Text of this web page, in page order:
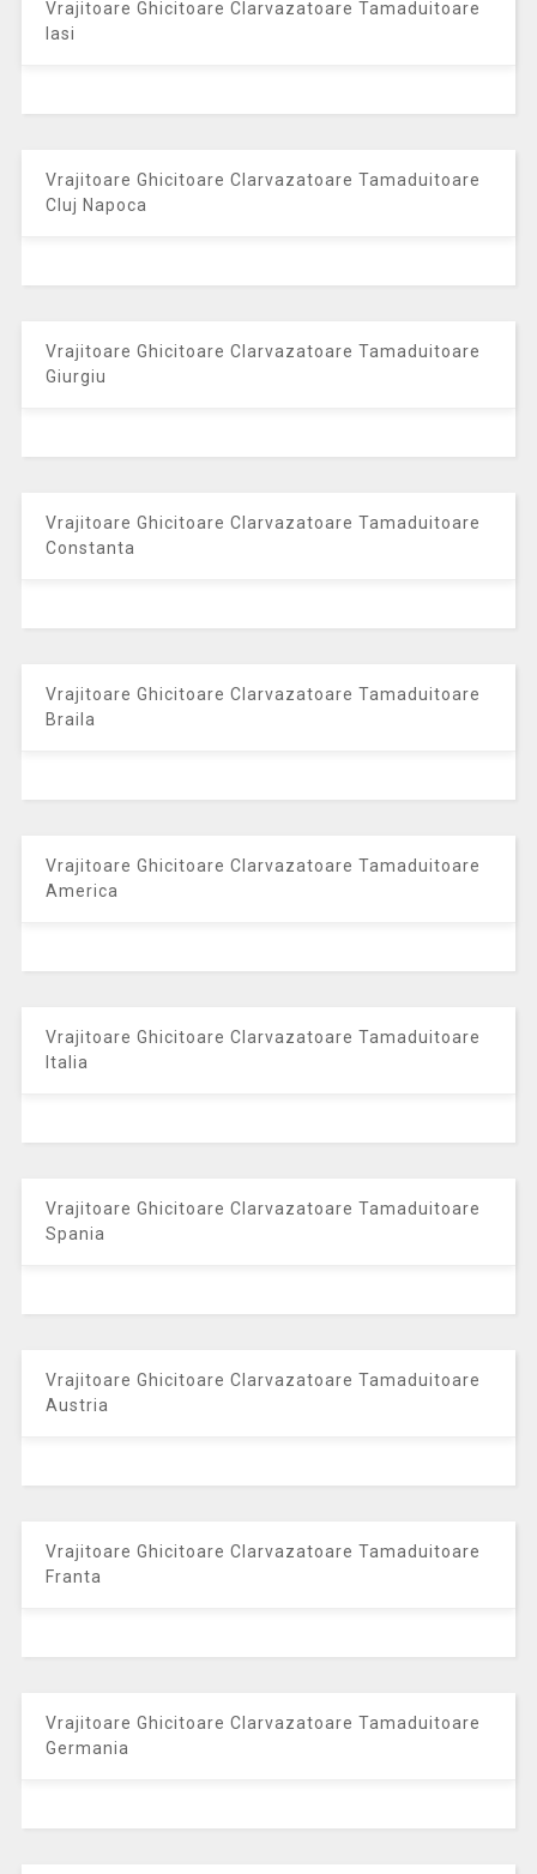
Vrajitoare Ghicitoare Clarvazatoare Tamaduitoare
Iasi
Vrajitoare Ghicitoare Clarvazatoare Tamaduitoare
Cluj Napoca
Vrajitoare Ghicitoare Clarvazatoare Tamaduitoare
Giurgiu
Vrajitoare Ghicitoare Clarvazatoare Tamaduitoare
Constanta
Vrajitoare Ghicitoare Clarvazatoare Tamaduitoare
Braila
Vrajitoare Ghicitoare Clarvazatoare Tamaduitoare
America
Vrajitoare Ghicitoare Clarvazatoare Tamaduitoare
Italia
Vrajitoare Ghicitoare Clarvazatoare Tamaduitoare
Spania
Vrajitoare Ghicitoare Clarvazatoare Tamaduitoare
Austria
Vrajitoare Ghicitoare Clarvazatoare Tamaduitoare
Franta
Vrajitoare Ghicitoare Clarvazatoare Tamaduitoare
Germania